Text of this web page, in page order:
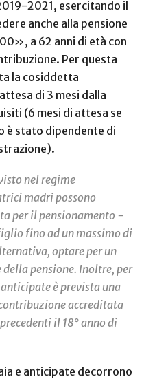
2021, esercitando il
anche alla pensione
a 62 anni di età con
Per questa
la cosiddetta
di 3 mesi dalla
(6 mesi di attesa se
è stato dipendente di
nel regime
madri possono
per il pensionamento -
fino ad un massimo di
optare per un
pensione. Inoltre, per
è prevista una
accreditata
il 18° anno di
e anticipate decorrono